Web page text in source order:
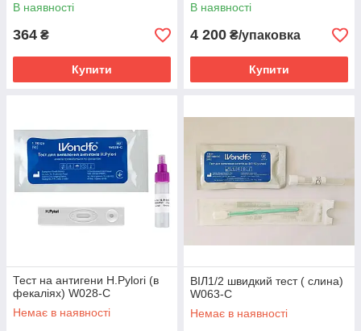
В наявності
364 ₴
Купити
В наявності
4 200 ₴/упаковка
Купити
Тест на антигени H.Pylori (в
фекаліях) W028-C
Немає в наявності
ВІЛ1/2 швидкий тест ( слина)
W063-C
Немає в наявності